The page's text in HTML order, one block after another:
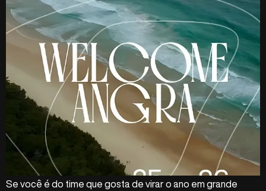
Se você é do time que gosta de virar o ano em grande